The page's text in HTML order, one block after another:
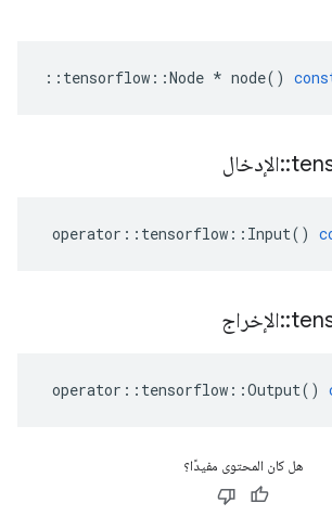
:: tensorflow ::Node * node()
::الإدخال
operator :: tensorflow :: Input()
::الإخراج
operator :: tensorflow ::Output()
هل كان المحتوى مفيدًا؟